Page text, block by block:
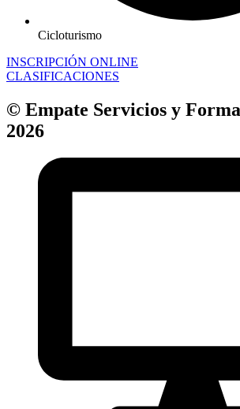
Cicloturismo
INSCRIPCIÓN ONLINE
CLASIFICACIONES
© Empate Servicios y
2026